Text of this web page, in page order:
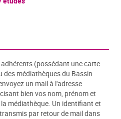
(possédant une carte
des médiathèques du Bassin
un mail à l'adresse
bien vos nom, prénom et
médiathèque. Un identifiant et
par retour de mail dans